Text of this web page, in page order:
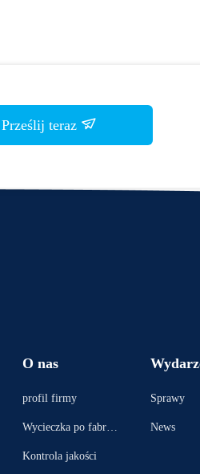
Prześlij teraz
O nas
profil firmy
Wycieczka po fabryc
Kontrola jakości
Sprawy
News